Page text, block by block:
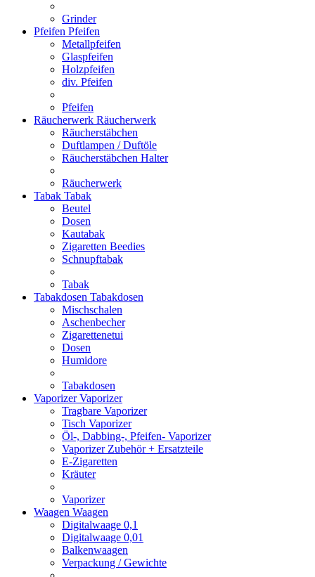
Grinder
Pfeifen Pfeifen
Metallpfeifen
Glaspfeifen
Holzpfeifen
div. Pfeifen
Pfeifen
Räucherwerk Räucherwerk
Räucherstäbchen
Duftlampen / Duftöle
Räucherstäbchen Halter
Räucherwerk
Tabak Tabak
Beutel
Dosen
Kautabak
Zigaretten Beedies
Schnupftabak
Tabak
Tabakdosen Tabakdosen
Mischschalen
Aschenbecher
Zigarettenetui
Dosen
Humidore
Tabakdosen
VaporizerVaporizer
Tragbare Vaporizer
Tisch Vaporizer
Öl-, Dabbing-, Pfeifen- Vaporizer
Vaporizer Zubehör + Ersatzteile
E-Zigaretten
Kräuter
Vaporizer
Waagen Waagen
Digitalwaage 0,1
Digitalwaage 0,01
Balkenwaagen
Verpackung / Gewichte